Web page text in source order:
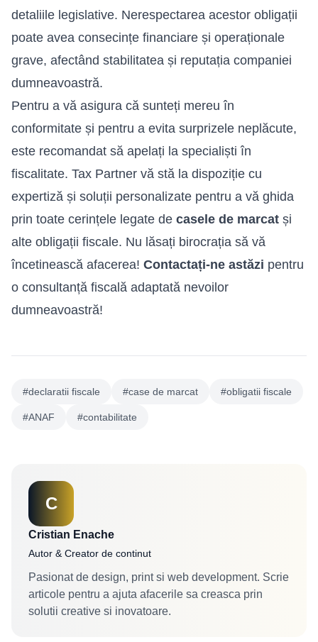
detaliile legislative. Nerespectarea acestor obligații
poate avea consecințe financiare și operaționale
grave, afectând stabilitatea și reputația companiei
dumneavoastră.
Pentru a vă asigura că sunteți mereu în
conformitate și pentru a evita surprizele neplăcute,
este recomandat să apelați la specialiști în
fiscalitate. Tax Partner vă stă la dispoziție cu
expertiză și soluții personalizate pentru a vă ghida
prin toate cerințele legate de casele de marcat și
alte obligații fiscale. Nu lăsați birocrația să vă
încetinească afacerea! Contactați-ne astăzi pentru
o consultanță fiscală adaptată nevoilor
dumneavoastră!
#declaratii fiscale #case de marcat #obligatii fiscale
#ANAF #contabilitate
C
Cristian Enache
Autor & Creator de continut
Pasionat de design, print si web development. Scrie
articole pentru a ajuta afacerile sa creasca prin
solutii creative si inovatoare.